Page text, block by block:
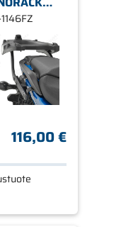
HONDA
X 16-17
116,00 €